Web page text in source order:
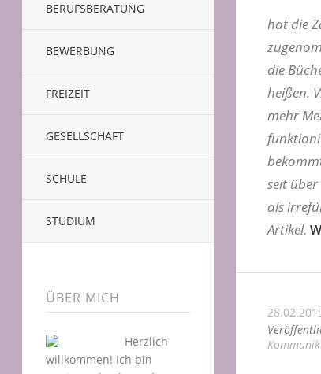
BERUFSBERATUNG
BEWERBUNG
FREIZEIT
GESELLSCHAFT
SCHULE
STUDIUM
ÜBER MICH
Herzlich
willkommen! Ich bin
hat die
die
heißen.
mehr
seit über
als
Artikel.